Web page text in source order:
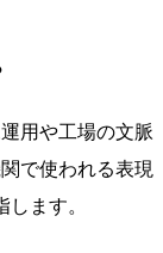
用や工場の文脈
で使われる表現
ます。